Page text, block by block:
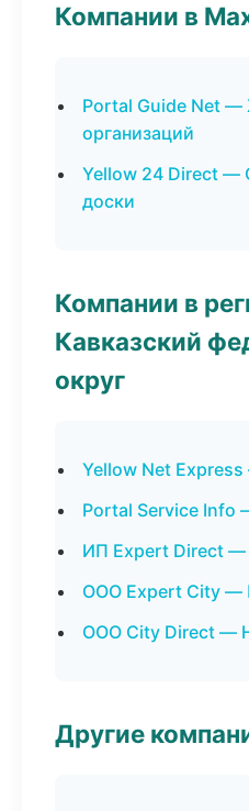
Компании в
Portal Guide Net
организаций
Yellow 24 Direct —
доски
Компании в
Кавказский
округ
Yellow Net
Portal Service Info
ИП Expert Direct —
ООО Expert City —
ООО City Direct —
Другие